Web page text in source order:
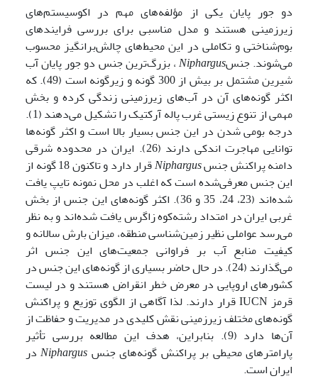
دو جور پایان یکی از مؤلفه‌های مهم‌ در اکوسیستم‌های
زیرزمینی هستند و مدل مناسبی برای بررسی فرایندهای
بوم‌شناختی و تکاملی در این محیط‌های چالش‌برانگیز محسوب
می‌شوند. جنسNiphargus، بزرگ‌ترین جنس دو جور پایان آب
شیرین مشتمل بر بیش از 300 گونه و زیرگونه است (49). که
اکثر گونه‌های آن در آب‌های زیرزمینی زندگی کرده و بخش
مهمی از تنوع زیستی غرب پاله آرکتیک را تشکیل می‌دهند (1).
درجه بومی شدن در این جنس بسیار بالا است و اکثر گونه‌ها
توانایی مهاجرت اندکی دارند (26). ایران در محدوده شرقی
دامنه پراکنش جنسNiphargus
قرار دارد و تاکنون 18 گونه از
این جنس معرفی‌شده است که اغلب در محل نمونه تایپ یافت
شده‌اند (23، 24، 35 و 36). اکثر گونه‌های این جنس از بخش
غربی ایران در امتداد رشته‌کوه زاگرس یافت شده‌اند و به نظر
می‌رسد عواملی نظیر زمین‌شناسی منطقه، میزان بارش سالانه و
کیفیت منابع آب بر فراوانی جمعیت‌های این جنس اثر
می‌گذارند (24). در حال حاضر بسیاری از گونه‌های این جنس در
کشورهای اروپایی در معرض خطر انقراض هستند و در لیست
قرمز IUCN قرار دارند. لذا آگاهی از الگوی توزیع و پراکنش
گونه‌های مختلف زیرزمینی نقش کلیدی در مدیریت و حفاظت از
آن‌ها دارد (9). بنابراین، هدف این مطالعه بررسی تأثیر
پارامترهای محیطی بر پراکنش گونه‌های جنس Niphargusدر
ایران است.